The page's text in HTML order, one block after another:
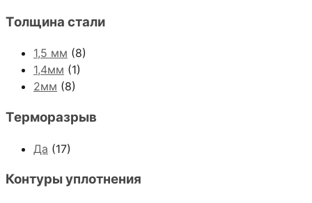
Толщина стали
1,5 мм (8)
1,4мм (1)
2мм (8)
Терморазрыв
Да (17)
Контуры уплотнения